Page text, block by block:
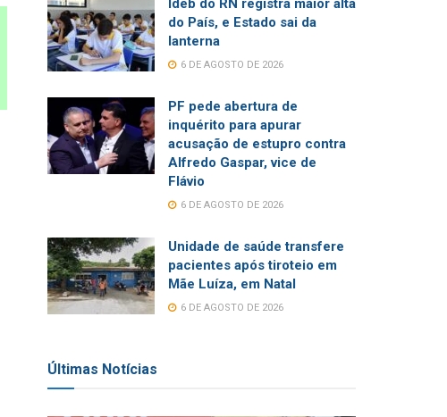
Ideb do RN registra maior alta
do País, e Estado sai da
lanterna
6 DE AGOSTO DE 2026
PF pede abertura de
inquérito para apurar
acusação de estupro contra
Alfredo Gaspar, vice de
Flávio
6 DE AGOSTO DE 2026
Unidade de saúde transfere
pacientes após tiroteio em
Mãe Luíza, em Natal
6 DE AGOSTO DE 2026
Últimas Notícias